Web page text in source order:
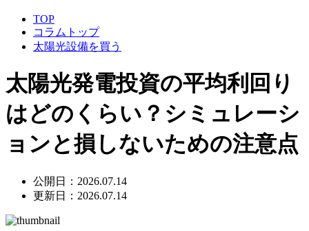
TOP
コラムトップ
太陽光設備を買う
太陽光発電投資の平均利回り
はどのくらい？シミュレーシ
ョンと損しないための注意点
公開日：2026.07.14
更新日：2026.07.14